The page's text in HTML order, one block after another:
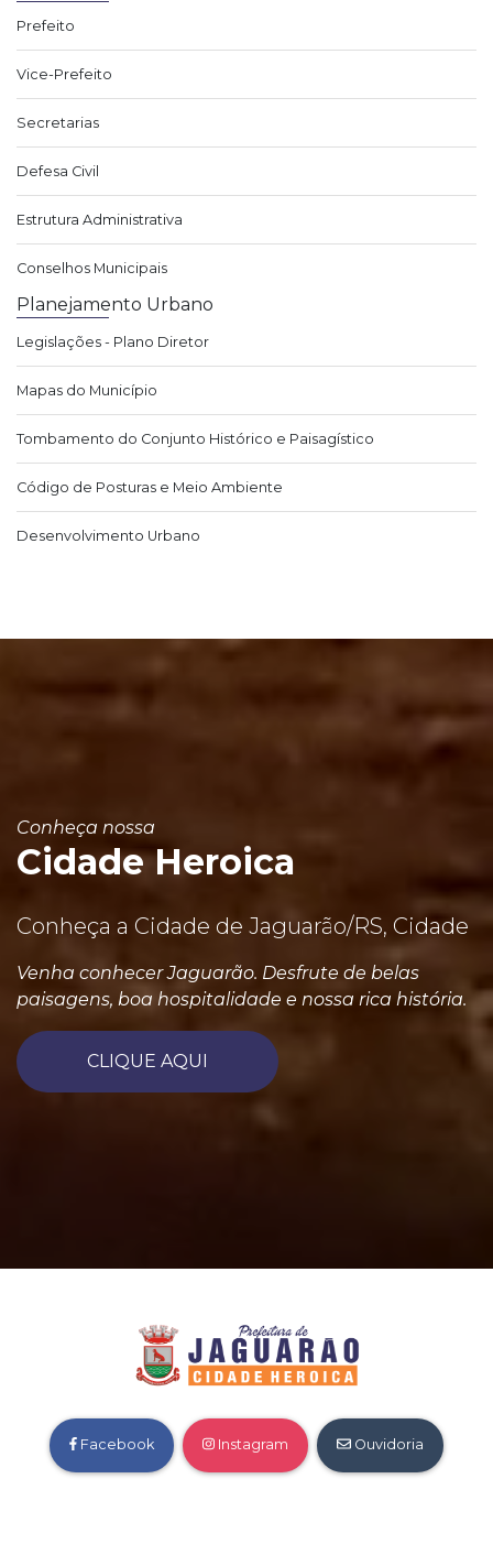
Prefeito
Vice-Prefeito
Secretarias
Defesa Civil
Estrutura Administrativa
Conselhos Municipais
Planejamento Urbano
Legislações - Plano Diretor
Mapas do Município
Tombamento do Conjunto Histórico e Paisagístico
Código de Posturas e Meio Ambiente
Desenvolvimento Urbano
Conheça nossa
Cidade Heroica
Conheça a Cidade de Jaguarão/RS, Cidade
Venha conhecer Jaguarão. Desfrute de belas
paisagens, boa hospitalidade e nossa rica história.
CLIQUE AQUI
Facebook Instagram Ouvidoria